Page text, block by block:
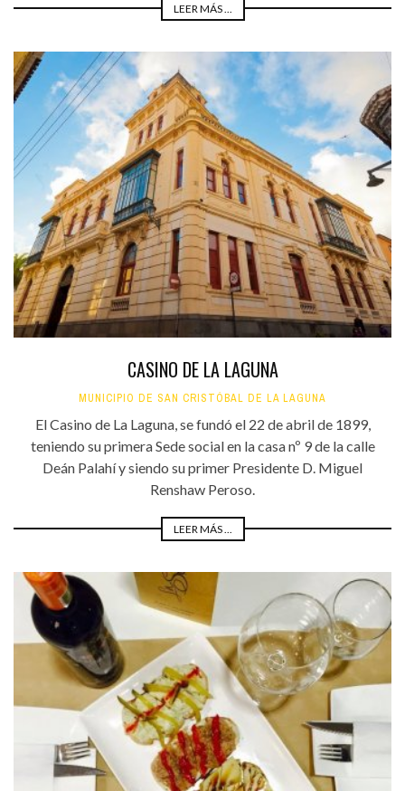
LEER MÁS ...
CASINO DE LA LAGUNA
MUNICIPIO DE SAN CRISTÓBAL DE LA LAGUNA
El Casino de La Laguna, se fundó el 22 de abril de 1899,
teniendo su primera Sede social en la casa nº 9 de la calle
Deán Palahí y siendo su primer Presidente D. Miguel
Renshaw Peroso.
LEER MÁS ...